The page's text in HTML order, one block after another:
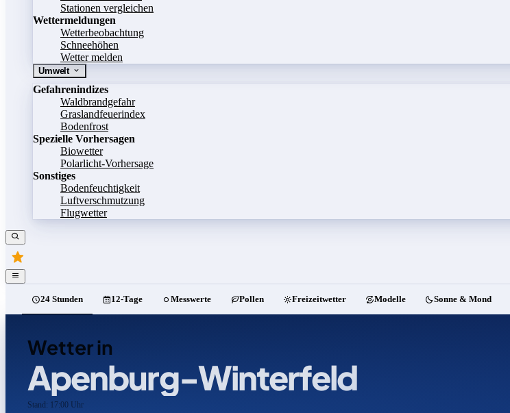
Stationen vergleichen
Wettermeldungen
Wetterbeobachtung
Schneehöhen
Wetter melden
Umwelt
Gefahrenindizes
Waldbrandgefahr
Graslandfeuerindex
Bodenfrost
Spezielle Vorhersagen
Biowetter
Polarlicht-Vorhersage
Sonstiges
Bodenfeuchtigkeit
Luftverschmutzung
Flugwetter
24 Stunden 12-Tage Messwerte Pollen Freizeitwetter Modelle Sonne & Mond
Wetter in
Apenburg-Winterfeld
Stand: 17:00 Uhr